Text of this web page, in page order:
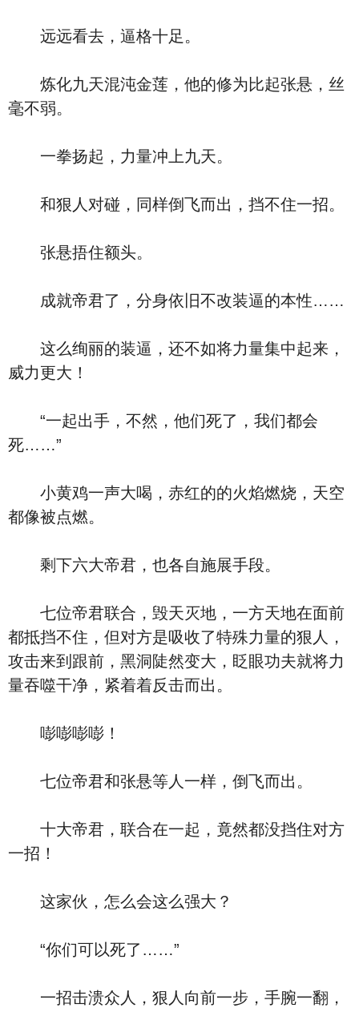
远远看去，逼格十足。
炼化九天混沌金莲，他的修为比起张悬，丝
毫不弱。
一拳扬起，力量冲上九天。
和狠人对碰，同样倒飞而出，挡不住一招。
张悬捂住额头。
成就帝君了，分身依旧不改装逼的本性……
这么绚丽的装逼，还不如将力量集中起来，
威力更大！
“一起出手，不然，他们死了，我们都会
死……”
小黄鸡一声大喝，赤红的的火焰燃烧，天空
都像被点燃。
剩下六大帝君，也各自施展手段。
七位帝君联合，毁天灭地，一方天地在面前
都抵挡不住，但对方是吸收了特殊力量的狠人，
攻击来到跟前，黑洞陡然变大，眨眼功夫就将力
量吞噬干净，紧着着反击而出。
嘭嘭嘭嘭！
七位帝君和张悬等人一样，倒飞而出。
十大帝君，联合在一起，竟然都没挡住对方
一招！
这家伙，怎么会这么强大？
“你们可以死了……”
一招击溃众人，狠人向前一步，手腕一翻，